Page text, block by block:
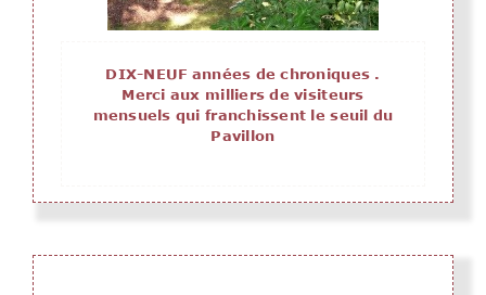
DIX-NEUF années de chroniques .
Merci aux milliers de visiteurs
mensuels qui franchissent le seuil du
Pavillon